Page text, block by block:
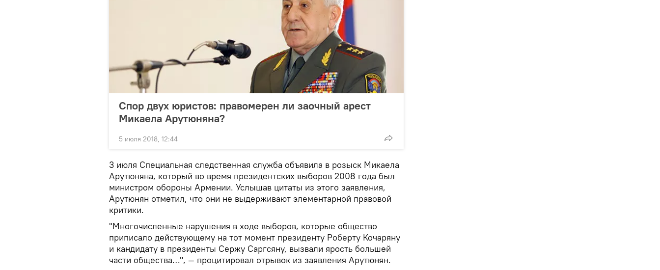
Спор двух юристов: правомерен ли заочный арест
Микаела Арутюняна?
5 июля 2018, 12:44
3 июля Специальная следственная служба объявила в розыск Микаела
Арутюняна, который во время президентских выборов 2008 года был
министром обороны Армении. Услышав цитаты из этого заявления,
Арутюнян отметил, что они не выдерживают элементарной правовой
критики.
"Многочисленные нарушения в ходе выборов, которые общество
приписало действующему на тот момент президенту Роберту Кочаряну
и кандидату в президенты Сержу Саргсяну, вызвали ярость большей
части общества…", — процитировал отрывок из заявления Арутюнян.